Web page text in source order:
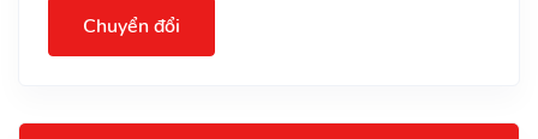
Chuyển đổi